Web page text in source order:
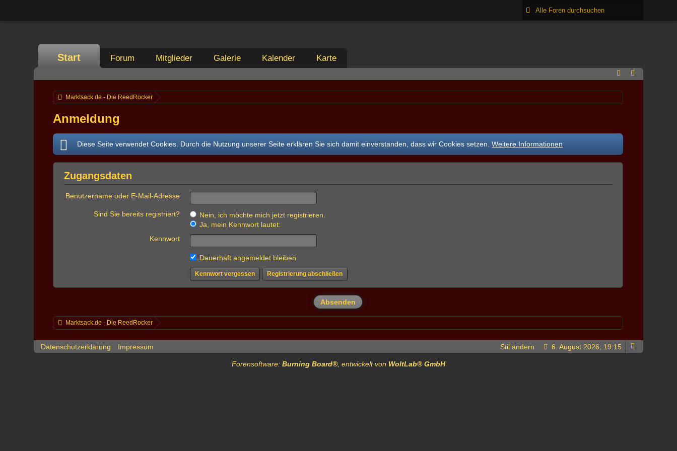
Start Forum Mitglieder Galerie Kalender Karte
Marktsack.de - Die ReedRocker
Anmeldung
Diese Seite verwendet Cookies. Durch die Nutzung unserer Seite erklären Sie sich damit einverstanden, dass wir Cookies setzen.Weitere Informationen
Zugangsdaten
Benutzername oder E-Mail-Adresse
Sind Sie bereits registriert?
Nein, ich möchte mich jetzt registrieren.
Ja, mein Kennwort lautet:
Kennwort
Dauerhaft angemeldet bleiben
Kennwort vergessen Registrierung abschließen
Marktsack.de - Die ReedRocker
Datenschutzerklärung Impressum 6. August 2026, 19:15
Stil ändern
Forensoftware: Burning Board®, entwickelt von WoltLab® GmbH